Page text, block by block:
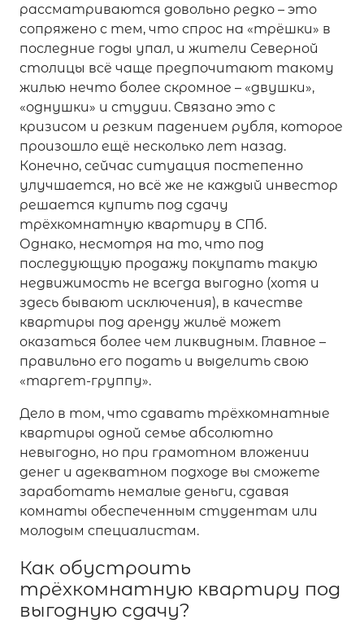
рассматриваются довольно редко – это
сопряжено с тем, что спрос на «трёшки» в
последние годы упал, и жители Северной
столицы всё чаще предпочитают такому
жилью нечто более скромное – «двушки»,
«однушки» и студии. Связано это с
кризисом и резким падением рубля, которое
произошло ещё несколько лет назад.
Конечно, сейчас ситуация постепенно
улучшается, но всё же не каждый инвестор
решается купить под сдачу
трёхкомнатную квартиру в СПб.
Однако, несмотря на то, что под
последующую продажу покупать такую
недвижимость не всегда выгодно (хотя и
здесь бывают исключения), в качестве
квартиры под аренду жильё может
оказаться более чем ликвидным. Главное –
правильно его подать и выделить свою
«таргет-группу».
Дело в том, что сдавать трёхкомнатные
квартиры одной семье абсолютно
невыгодно, но при грамотном вложении
денег и адекватном подходе вы сможете
заработать немалые деньги, сдавая
комнаты обеспеченным студентам или
молодым специалистам.
Как обустроить
трёхкомнатную квартиру под
выгодную сдачу?